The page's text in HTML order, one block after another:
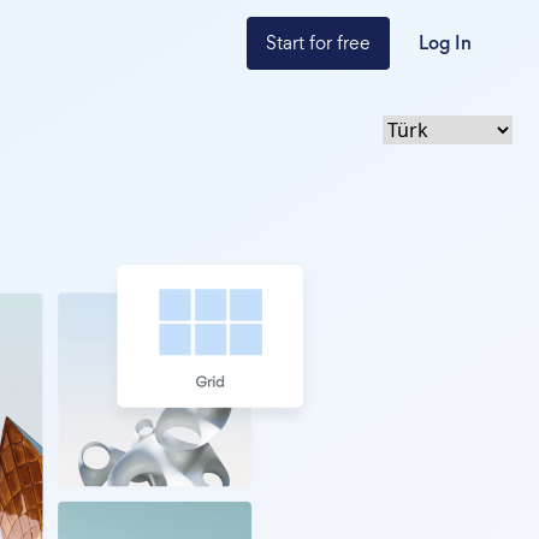
Start for free Log In